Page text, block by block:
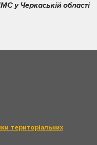
у Черкаській області
територіальних